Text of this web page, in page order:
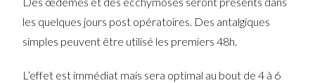
les quelques jours post opératoires. Des antalgiques
simples peuvent être utilisé les premiers 48h.
L’effet est immédiat mais sera optimal au bout de 4 à 6